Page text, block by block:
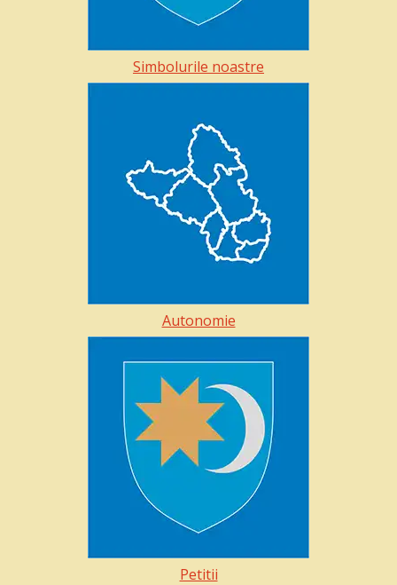
Simbolurile noastre
Autonomie
Petitii